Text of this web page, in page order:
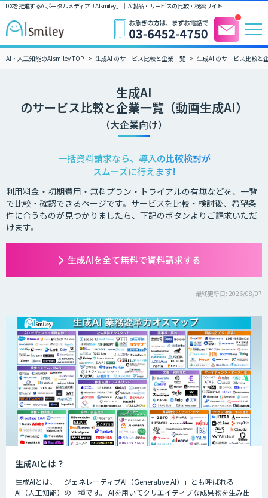
DXを推進するAIポータルメディア「AIsmiley」｜ AI製品・サービスの比較・検索サイト
AI・人工知能のAIsmiley TOP 生成AI のサービス比較と企業一覧 生成AI のサービス比較と
生成AI
のサービス比較と企業一覧（動画生成AI）
（大企業向け）
一括資料請求なら、導入の比較検討が
スムーズに行えます!
利用料金・初期費用・無料プラン・トライアルの有無などを、一覧
で比較・確認できるページです。サービスを比較・検討後、希望条
件に合うものが見つかりましたら、下記のボタンよりご請求いただ
けます。
生成AIを全て無料で資料請求する
最終更新日: 2026/08/07
生成AIとは？
生成AIとは、「ジェネレーティブAI（Generative AI）」とも呼ばれる
AI（人工知能）の一種です。 AIを用いてクリエイティブな成果物を生み出